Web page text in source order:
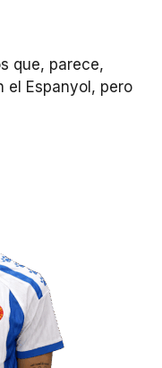
que, parece,
el Espanyol, pero